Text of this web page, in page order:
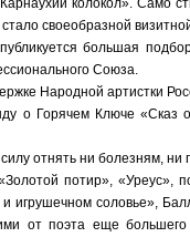
колокол». Само
своеобразной
большая
Союза.
Народной артистки
о Горячем Ключе
отнять ни болезням,
потир», «Уреус»,
игрушечном соловье»,
от поэта еще большего